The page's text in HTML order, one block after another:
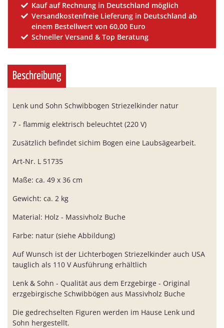
Kauf auf Rechnung in Deutschland möglich
Versandkostenfreie Lieferung in Deutschland ab
einem Bestellwert von 60,00 Euro
Schneller Versand & Top Beratung
Beschreibung
Lenk und Sohn Schwibbogen Striezelkinder natur
7 - flammig elektrisch beleuchtet (220 V)
Zusätzlich befindet sichim Bogen eine Laubsägearbeit.
Art-Nr. L 51735
Maße: ca. 49 x 36 cm
Gewicht: ca. 2 kg
Material: Holz - Massivholz Buche
Farbe: natur (siehe Abbildung)
Auf Wunsch ist der Lichterbogen Striezelkinder auch USA
tauglich als 110 V Ausführung erhältlich
Lenk & Sohn - Qualität aus dem Erzgebirge - Original
erzgebirgische Schwibbögen aus Massivholz Buche
Die gedrechselten Figuren werden im Hause Lenk und
Sohn hergestellt.